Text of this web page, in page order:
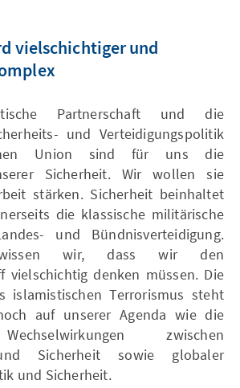
vielschichtiger und
Partnerschaft und die
und Verteidigungspolitik
Union sind für uns die
Sicherheit. Wir wollen sie
stärken. Sicherheit beinhaltet
die klassische militärische
und Bündnisverteidigung.
wissen wir, dass wir den
vielschichtig denken müssen. Die
islamistischen Terrorismus steht
auf unserer Agenda wie die
zwischen
Sicherheit sowie globaler
und Sicherheit.